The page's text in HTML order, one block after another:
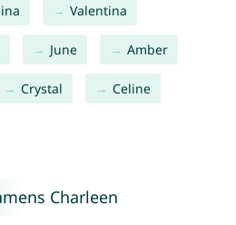
Valentina
June Amber
Crystal Celine
Charleen